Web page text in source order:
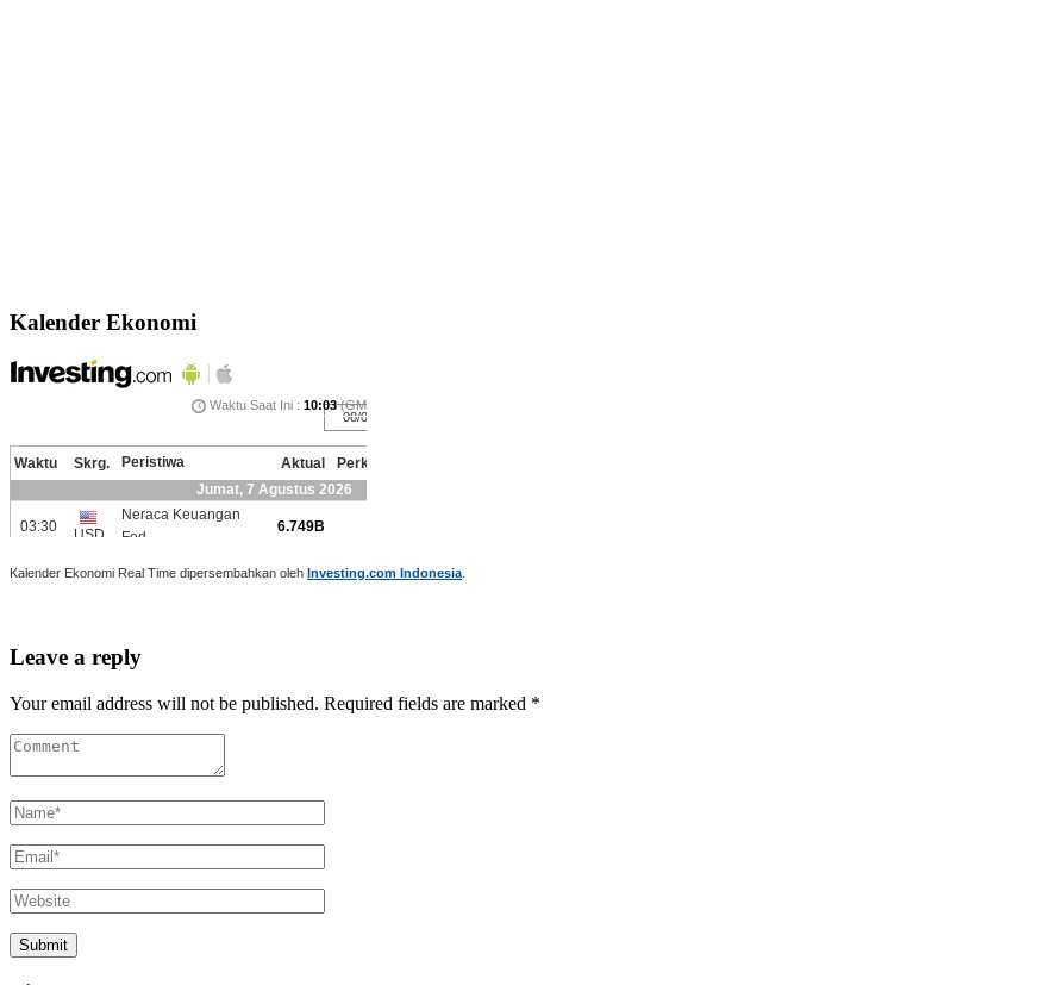
Kalender Ekonomi
Kalender Ekonomi Real Time dipersembahkan oleh Investing.com Indonesia
Leave a reply
Your email address will not be published. Required fields are marked *